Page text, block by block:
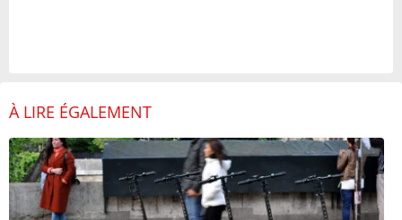
À LIRE ÉGALEMENT